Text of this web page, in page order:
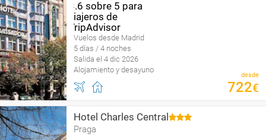
Vuelos desde Madrid
5 días / 4 noches
Salida el 4 dic 2026
Alojamiento y desayuno
desde
722€
Hotel Charles Central
Praga